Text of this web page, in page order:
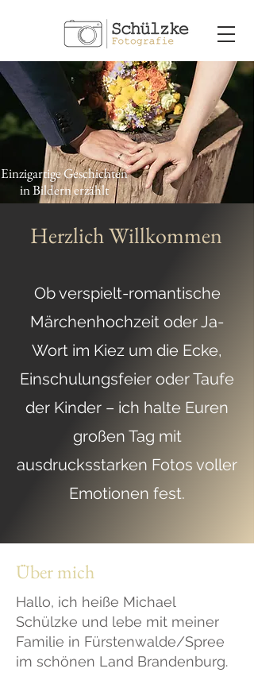
Einzigartige Geschichten
in Bildern erzählt
Herzlich Willkommen
Ob verspielt-romantische
Märchenhochzeit oder Ja-
Wort im Kiez um die Ecke,
Einschulungsfeier oder Taufe
der Kinder – ich halte Euren
großen Tag mit
ausdrucksstarken Fotos voller
Emotionen fest.
Über mich
Hallo, ich heiße Michael
Schülzke und lebe mit meiner
Familie in Fürstenwalde/Spree
im schönen Land Brandenburg.